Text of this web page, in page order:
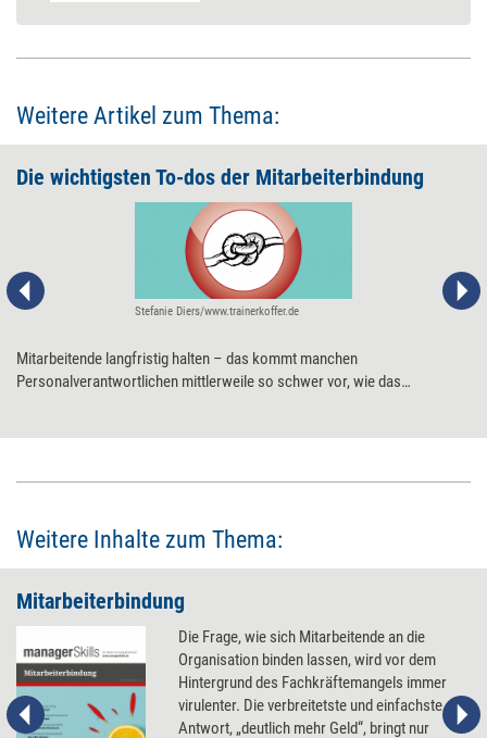
Weitere Artikel zum Thema:
Die wichtigsten To-dos der Mitarbeiterbindung
Stefanie Diers/www.trainerkoffer.de
Mitarbeitende langfristig halten – das kommt manchen
Personalverantwortlichen mittlerweile so schwer vor, wie das
Weitere Inhalte zum Thema:
Mitarbeiterbindung
Die Frage, wie sich Mitarbeitende an die
Organisation binden lassen, wird vor dem
Hintergrund des Fachkräftemangels immer
virulenter. Die verbreitetste und einfachste
Antwort, „deutlich mehr Geld“, bringt nur